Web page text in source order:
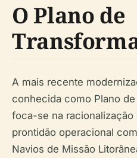
O Plano de
A mais recente
conhecida como Plano
foca-se na
prontidão operacional
Navios de Missão